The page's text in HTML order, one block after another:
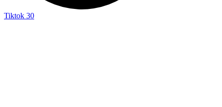
Tiktok 30